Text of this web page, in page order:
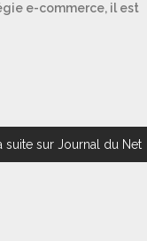
e-commerce, il est
suite sur Journal du Net